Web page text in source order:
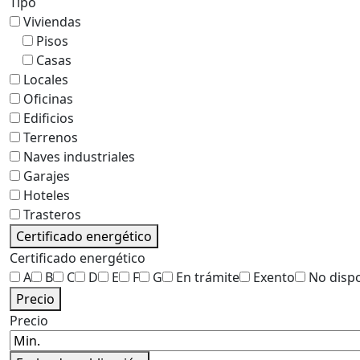
Viviendas
Pisos
Casas
Locales
Oficinas
Edificios
Terrenos
Naves industriales
Garajes
Hoteles
Trasteros
Certificado energético
Certificado energético
A
B C D E F G En trámite Exento
No
Precio
Precio